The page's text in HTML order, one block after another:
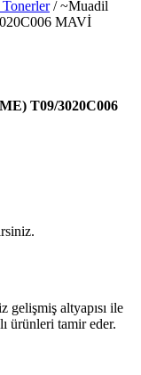
/ ~Muadil
MAVİ
T09/3020C006
gelişmiş altyapısı ile
ürünleri tamir eder.